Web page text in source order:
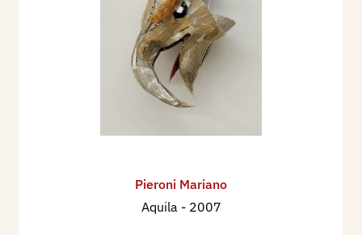
Pieroni Mariano
Aquila - 2007